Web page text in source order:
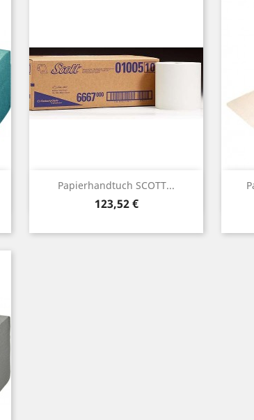
Papierhandtuch SCOTT...
Preis
123,52 €
Vorschau